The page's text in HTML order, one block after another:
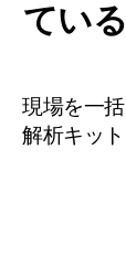
てい
現場を一
解析キッ